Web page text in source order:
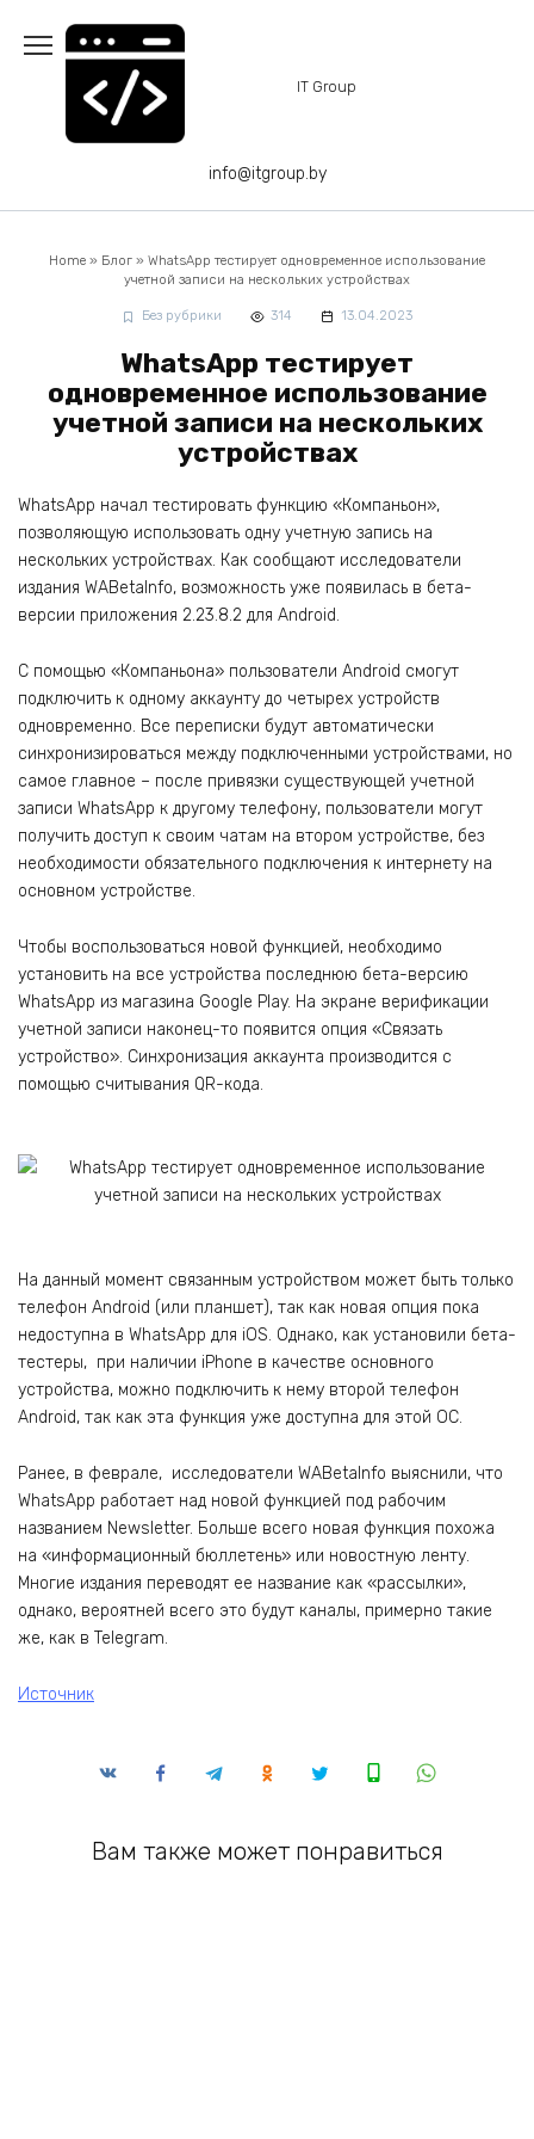
содержанию
IT Group
info@itgroup.by
Home » Блог » WhatsApp тестирует одновременное использование
учетной записи на нескольких устройствах
Без рубрики 314 13.04.2023
WhatsApp тестирует
одновременное использование
учетной записи на нескольких
устройствах
WhatsApp начал тестировать функцию «Компаньон»,
позволяющую использовать одну учетную запись на
нескольких устройствах. Как сообщают исследователи
издания WABetaInfo, возможность уже появилась в бета-
версии приложения 2.23.8.2 для Android.
С помощью «Компаньона» пользователи Android смогут
подключить к одному аккаунту до четырех устройств
одновременно. Все переписки будут автоматически
синхронизироваться между подключенными устройствами, но
самое главное – после привязки существующей учетной
записи WhatsApp к другому телефону, пользователи могут
получить доступ к своим чатам на втором устройстве, без
необходимости обязательного подключения к интернету на
основном устройстве.
Чтобы воспользоваться новой функцией, необходимо
установить на все устройства последнюю бета-версию
WhatsApp из магазина Google Play. На экране верификации
учетной записи наконец-то появится опция «Связать
устройство». Синхронизация аккаунта производится с
помощью считывания QR-кода.
На данный момент связанным устройством может быть только
телефон Android (или планшет), так как новая опция пока
недоступна в WhatsApp для iOS. Однако, как установили бета-
тестеры, при наличии iPhone в качестве основного
устройства, можно подключить к нему второй телефон
Android, так как эта функция уже доступна для этой ОС.
Ранее, в феврале, исследователи WABetaInfo выяснили, что
WhatsApp работает над новой функцией под рабочим
названием Newsletter. Больше всего новая функция похожа
на «информационный бюллетень» или новостную ленту.
Многие издания переводят ее название как «рассылки»,
однако, вероятней всего это будут каналы, примерно такие
же, как в Telegram.
Источник
Вам также может понравиться